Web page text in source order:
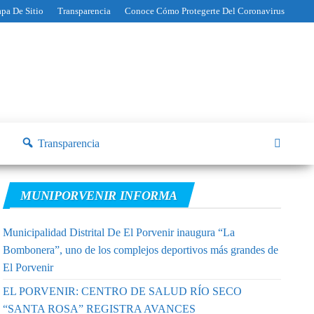
De Sitio Transparencia Conoce Cómo Protegerte Del Coronavirus
Transparencia
MUNIPORVENIR INFORMA
Municipalidad Distrital De El Porvenir inaugura “La
Bombonera”, uno de los complejos deportivos más grandes de
El Porvenir
EL PORVENIR: CENTRO DE SALUD RÍO SECO
“SANTA ROSA” REGISTRA AVANCES